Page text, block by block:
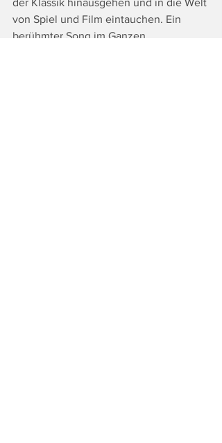
der Klassik hinausgehen und in die Welt
von Spiel und Film eintauchen. Ein
berühmter Song im Ganzen